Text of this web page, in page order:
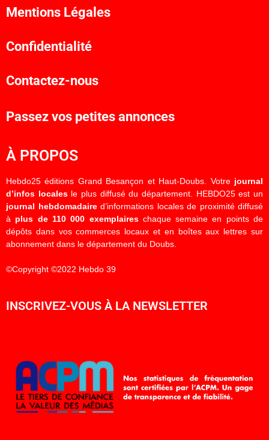
Mentions Légales
Confidentialité
Contactez-nous
Passez vos petites annonces
À PROPOS
Hebdo25 éditions Grand Besançon et Haut-Doubs. Votre journal
d’infos localesle plus diffusé du département. HEBDO25 est un
journal hebdomadaired’informations locales de proximité diffusé
à plus de 110 000 exemplaireschaque semaine en points de
dépôts dans vos commerces locaux et en boîtes aux lettres sur
abonnement dans le département du Doubs.
©Copyright ©2022 Hebdo 39
INSCRIVEZ-VOUS À LA NEWSLETTER